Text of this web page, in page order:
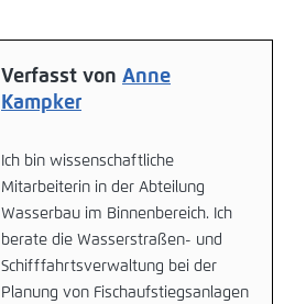
Verfasst von Anne
Kampker
Ich bin wissenschaftliche
Mitarbeiterin in der Abteilung
Wasserbau im Binnenbereich. Ich
berate die Wasserstraßen- und
Schifffahrtsverwaltung bei der
Planung von Fischaufstiegsanlagen